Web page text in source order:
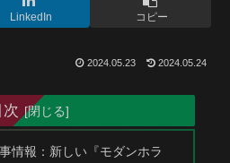
LinkedIn コピー
2024.05.23 2024.05.24
次
情報：新しい『モダンホラ